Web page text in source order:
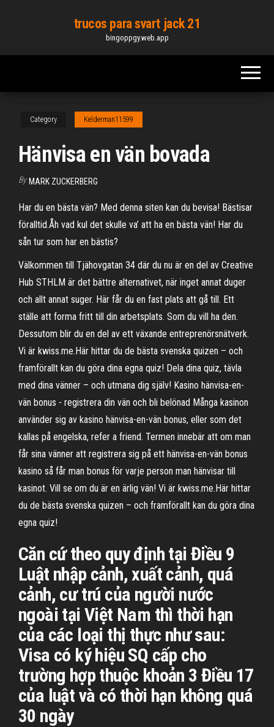
content
trucos para svart jack 21
bingoppgy.web.app
Category Kelderman11599
Hänvisa en vän bovada
By MARK ZUCKERBERG
Har du en bästa vän? Med denna siten kan du bevisa! Bästisar
föralltid.Åh vad kul det skulle va’ att ha en bästa vän! Har du
sån tur som har en bästis?
Välkommen till Tjähovgatan 34 där du nu är en del av Creative
Hub STHLM är det bättre alternativet, när inget annat duger
och allt annat suger. Här får du en fast plats att gå till. Ett
ställe att forma fritt till din arbetsplats. Som du vill ha den.
Dessutom blir du en del av ett växande entreprenörsnätverk.
Vi är kwiss.me.Här hittar du de bästa svenska quizen – och
framförallt kan du göra dina egna quiz! Dela dina quiz, tävla
med dina vänner – och utmana dig själv! Kasino hänvisa-en-
vän bonus - registrera din vän och bli belönad Många kasinon
använder sig av kasino hänvisa-en-vän bonus, eller som det
kallas på engelska, refer a friend. Termen innebär att om man
får sina vänner att registrera sig på ett hänvisa-en-vän bonus
kasino så får man bonus för varje person man hänvisar till
kasinot. Vill se om du är en ärlig vän! Vi är kwiss.me.Här hittar
du de bästa svenska quizen – och framförallt kan du göra dina
egna quiz!
Căn cứ theo quy định tại Điều 9
Luật nhập cảnh, xuất cảnh, quá
cảnh, cư trú của người nước
ngoài tại Việt Nam thì thời hạn
của các loại thị thực như sau:
Visa có ký hiệu SQ cấp cho
trường hợp thuộc khoản 3 Điều 17
của luật và có thời hạn không quá
30 ngày